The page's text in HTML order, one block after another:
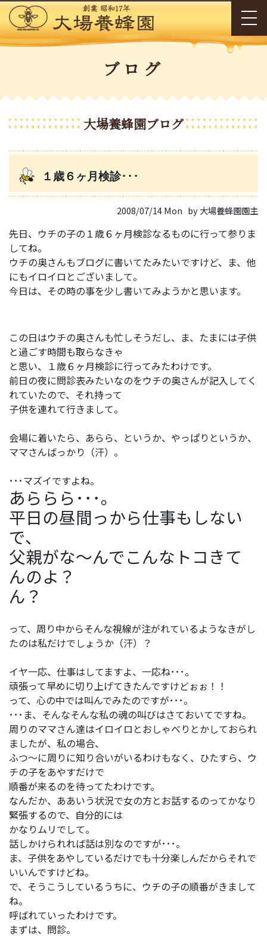
ブログ
大場養蜂園ブログ
１歳６ヶ月検診･･･
2008/07/14 Mon by 大場養蜂園園主
先日、ウチの子の１歳６ヶ月検診なるものに行って参りま
してね。
ウチの奥さんもブログに書いてたみたいですけど、ま、他
にもイロイロとございまして。
今日は、その時の事を少し書いてみようかと思います。
この日はウチの奥さんも忙しそうだし、ま、たまには子供
と過ごす時間も取らなきゃ
と思い、１歳６ヶ月検診に行ってみたわけです。
前日の夜に問診表みたいなのをウチの奥さんが記入してく
れていたので、それ持って
子供を連れて行きまして。
会場に着いたら、あらら、というか、やっぱりというか、
ママさんばっかり（汗）。
･･･マズイですよね。
あららら･･･。
平日の昼間っから仕事もしない
で、
父親がな～んでこんなトコきて
んのよ？
ん？
って、周り中からそんな視線が注がれているようなきがし
たのは私だけでしょうか（汗）？
イヤ一応、仕事はしてますよ、一応ね･･･。
頑張って早めに切り上げてきたんですけどぉぉ！！
って、心の中では叫んでみたのですが･･･。
･･･ま、そんなそんな私の魂の叫びはさておいてですね。
周りのママさん達はイロイロとおしゃべりとかしておられ
ましたが、私の場合、
ふつ～に周りに知り合いがいるわけもなく、ひたすら、ウ
チの子をあやすだけで
順番が来るのを待ってたわけです。
なんだか、ああいう状況で女の方とお話するのってかなり
緊張するので、自分的には
かなりムリでして。
話しかけられれば話は別なのですが･･･。
ま、子供をあやしているだけでも十分楽しんだからそれで
いいんですけどね。
で、そうこうしているうちに、ウチの子の順番がきまして
ね。
呼ばれていったわけです。
まずは、問診。